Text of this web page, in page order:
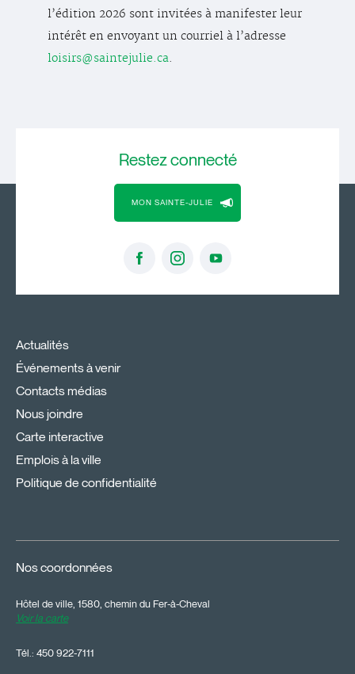
l’édition 2026 sont invitées à manifester leur
intérêt en envoyant un courriel à l’adresse
loisirs@saintejulie.ca.
Restezconnecté
MON SAINTE-JULIE
Actualités
Événements à venir
Contacts médias
Nous joindre
Carte interactive
Emplois à la ville
Politique de confidentialité
Nos coordonnées
Hôtel de ville, 1580, chemin du Fer-à-Cheval
Voir la carte
Tél.: 450 922-7111